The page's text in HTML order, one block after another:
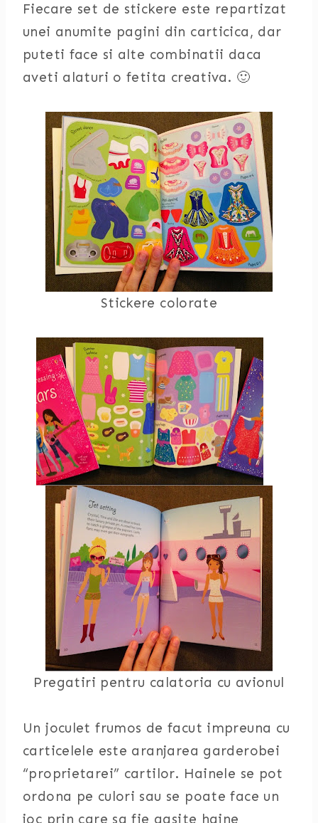
Fiecare set de stickere este repartizat
unei anumite pagini din carticica, dar
puteti face si alte combinatii daca
aveti alaturi o fetita creativa. 🙂
Stickere colorate
Pregatiri pentru calatoria cu avionul
Un joculet frumos de facut impreuna cu
carticelele este aranjarea garderobei
“proprietarei” cartilor. Hainele se pot
ordona pe culori sau se poate face un
joc prin care sa fie gasite haine